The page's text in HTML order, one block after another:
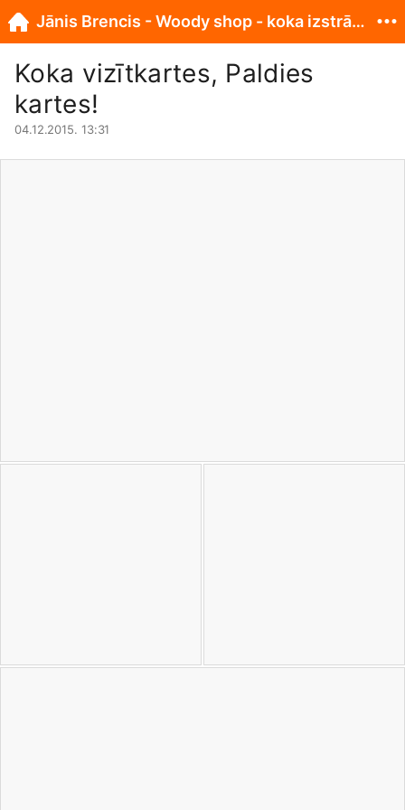
Koka vizītkartes, Paldies
kartes!
04.12.2015. 13:31
Jānis Brencis - Woody shop - koka izstrādājumi